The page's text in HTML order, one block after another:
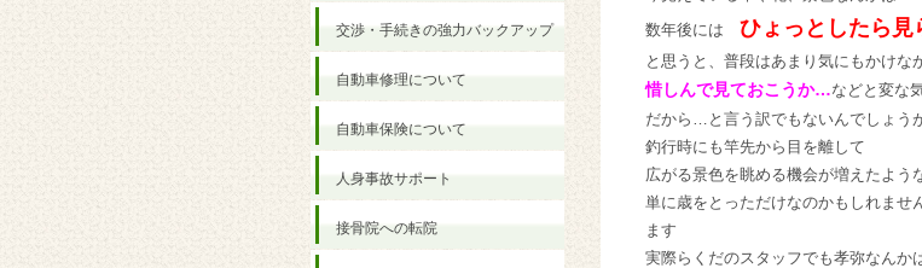
数年後には ひょっとしたら
と思うと、普段はあまり気にもかけな
惜しんで見ておこうか…などと変な
だから…と言う訳でもないんでしょう
釣行時にも竿先から目を離して
広がる景色を眺める機会が増えたよう
単に歳をとっただけなのかもしれませ
ます
実際らくだのスタッフでも孝弥なんか
交渉・手続きの強力バックアップ
自動車修理について
自動車保険について
人身事故サポート
接骨院への転院